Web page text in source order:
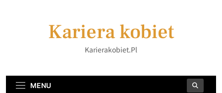
Kariera kobiet
Karierakobiet.pl
MENU